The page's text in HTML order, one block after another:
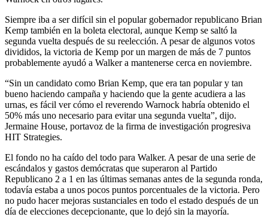
Siempre iba a ser difícil sin el popular gobernador republicano Brian
Kemp también en la boleta electoral, aunque Kemp se saltó la
segunda vuelta después de su reelección. A pesar de algunos votos
divididos, la victoria de Kemp por un margen de más de 7 puntos
probablemente ayudó a Walker a mantenerse cerca en noviembre.
“Sin un candidato como Brian Kemp, que era tan popular y tan
bueno haciendo campaña y haciendo que la gente acudiera a las
urnas, es fácil ver cómo el reverendo Warnock habría obtenido el
50% más uno necesario para evitar una segunda vuelta”, dijo.
Jermaine House, portavoz de la firma de investigación progresiva
HIT Strategies.
El fondo no ha caído del todo para Walker. A pesar de una serie de
escándalos y gastos demócratas que superaron al Partido
Republicano 2 a 1 en las últimas semanas antes de la segunda ronda,
todavía estaba a unos pocos puntos porcentuales de la victoria. Pero
no pudo hacer mejoras sustanciales en todo el estado después de un
día de elecciones decepcionante, que lo dejó sin la mayoría.